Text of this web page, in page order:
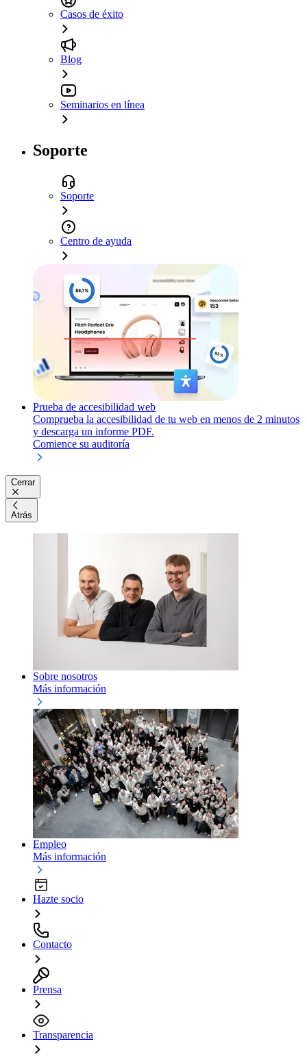
Casos de éxito
Blog
Seminarios en línea
Soporte
Soporte
Centro de ayuda
Prueba de accesibilidad web
Comprueba la accesibilidad de tu web en menos de 2 minutos
y descarga un informe PDF.
Comience su auditoría
Cerrar
Atrás
Sobre nosotros
Más información
Empleo
Más información
Hazte socio
Contacto
Prensa
Transparencia